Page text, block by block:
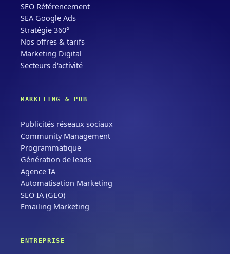
SEO Référencement
SEA Google Ads
Stratégie 360°
Nos offres & tarifs
Marketing Digital
Secteurs d'activité
MARKETING & PUB
Publicités réseaux sociaux
Community Management
Programmatique
Génération de leads
Agence IA
Automatisation Marketing
SEO IA (GEO)
Emailing Marketing
ENTREPRISE